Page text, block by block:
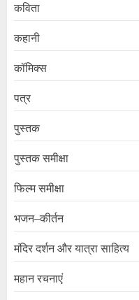
कविता
कहानी
कॉमिक्स
पत्र
पुस्तक
पुस्तक समीक्षा
फिल्म समीक्षा
भजन–कीर्तन
मंदिर दर्शन और यात्रा साहित्य
महान रचनाएं